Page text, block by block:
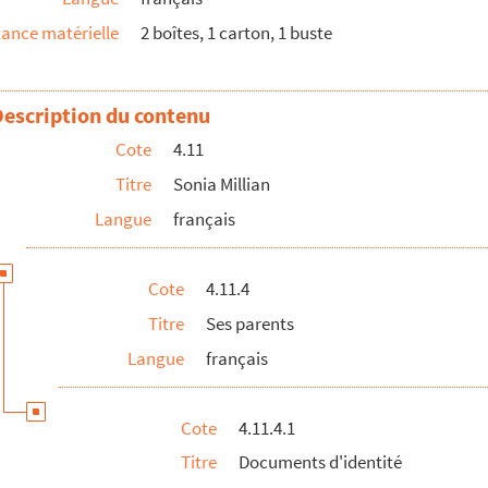
matérielle
2 boîtes, 1 carton, 1 buste
du contenu
Cote
4.11
Titre
Sonia Millian
Langue
français
Cote
4.11.4
Titre
Ses parents
Langue
français
Cote
4.11.4.1
Titre
Documents d'identité